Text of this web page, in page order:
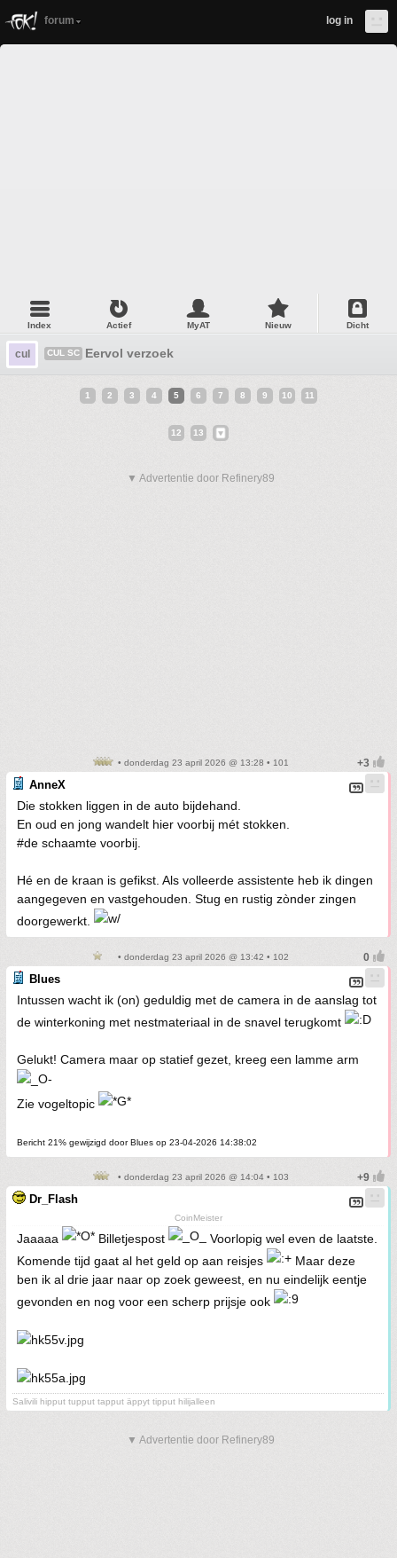
forum log in
Index Actief MyAT Nieuw Dicht
cul CUL SC Eervol verzoek
1 2 3 4 5 6 7 8 9 10 11
12 13
▼ Advertentie door Refinery89
• donderdag 23 april 2026 @ 13:28 • 101
AnneX
Die stokken liggen in de auto bijdehand.
En oud en jong wandelt hier voorbij mét stokken.
#de schaamte voorbij.
Hé en de kraan is gefikst. Als volleerde assistente heb ik dingen
aangegeven en vastgehouden. Stug en rustig zònder zingen
doorgewerkt.
• donderdag 23 april 2026 @ 13:42 • 102
Blues
Intussen wacht ik (on) geduldig met de camera in de aanslag tot
de winterkoning met nestmateriaal in de snavel terugkomt
Gelukt! Camera maar op statief gezet, kreeg een lamme arm
Zie vogeltopic
Bericht 21% gewijzigd door Blues op 23-04-2026 14:38:02
• donderdag 23 april 2026 @ 14:04 • 103
Dr_Flash
CoinMeister
Jaaaaa Billetjespost
Voorlopig wel even de laatste.
Komende tijd gaat al het geld op aan reisjes
Maar deze
ben ik al drie jaar naar op zoek geweest, en nu eindelijk eentje
gevonden en nog voor een scherp prijsje ook
Salivili hipput tupput tapput äppyt tipput hilijalleen
▼ Advertentie door Refinery89